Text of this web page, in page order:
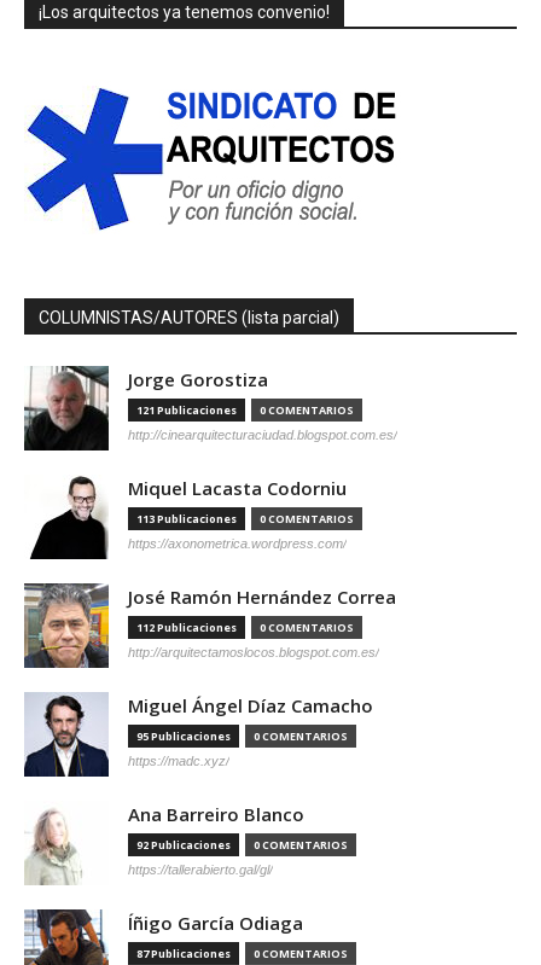
¡Los arquitectos ya tenemos convenio!
COLUMNISTAS/AUTORES (lista parcial)
Jorge Gorostiza
121 Publicaciones 0 COMENTARIOS
http://cinearquitecturaciudad.blogspot.com.es/
Miquel Lacasta Codorniu
113 Publicaciones 0 COMENTARIOS
https://axonometrica.wordpress.com/
José Ramón Hernández Correa
112 Publicaciones 0 COMENTARIOS
http://arquitectamoslocos.blogspot.com.es/
Miguel Ángel Díaz Camacho
95 Publicaciones 0 COMENTARIOS
https://madc.xyz/
Ana Barreiro Blanco
92 Publicaciones 0 COMENTARIOS
https://tallerabierto.gal/gl/
Íñigo García Odiaga
87 Publicaciones 0 COMENTARIOS